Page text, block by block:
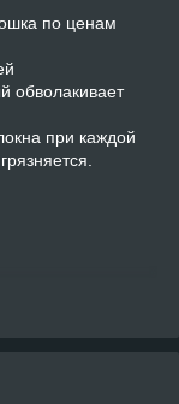
по ценам
обволакивает
при каждой